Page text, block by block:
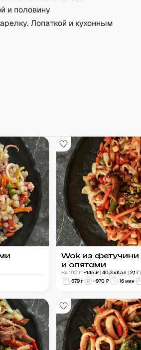
и половину
Лопаткой и кухонным
Wok из
и опятами
На 100 г: ~145₽ | 40,3кКал | 2,1 г |
679г ~970₽ 16 мин